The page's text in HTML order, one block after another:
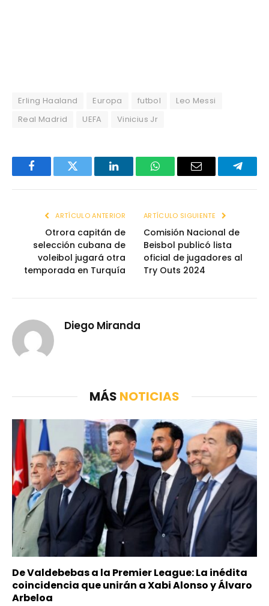
Erling Haaland Europa futbol
Leo Messi
Real Madrid
UEFA Vinicius Jr
FacebookTwitter LinkedInWhatsAppEmail
ARTÍCULO ANTERIOR
Otrora capitán de
selección cubana de
voleibol jugará otra
temporada en Turquía
ARTÍCULO SIGUIENTE
Comisión Nacional de
Beisbol publicó lista
oficial de jugadores al
Try Outs 2024
Diego Miranda
MÁS NOTICIAS
De Valdebebas a la Premier League: La inédita
coincidencia que unirán a Xabi Alonso y Álvaro
Arbeloa